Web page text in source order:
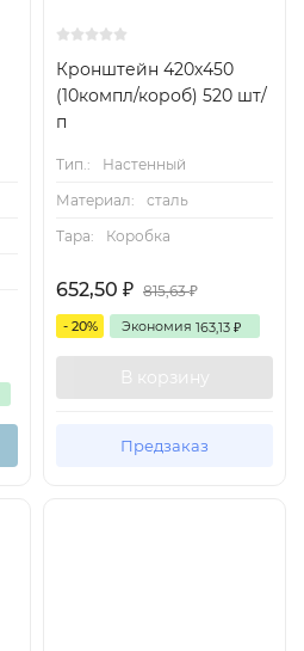
Кронштейн 420х450
(10компл/короб) 520 шт/
п
Тип.:
Настенный
Материал:
сталь
Тара:
Коробка
652,50 ₽ 815,63₽
- 20% Экономия 163,13 ₽
В корзину
Предзаказ